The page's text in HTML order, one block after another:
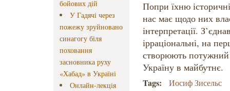
бойових дій
У Гадячі через
пожежу зруйновано
синагогу біля
поховання
засновника руху
«Хабад» в Україні
Онлайн-лекція
Попри їхню
нас має щодо них
інтерпретації.
ірраціональні, на
створюють потужний
Україну в майбутнє.
Tags: Иосиф Зисельс